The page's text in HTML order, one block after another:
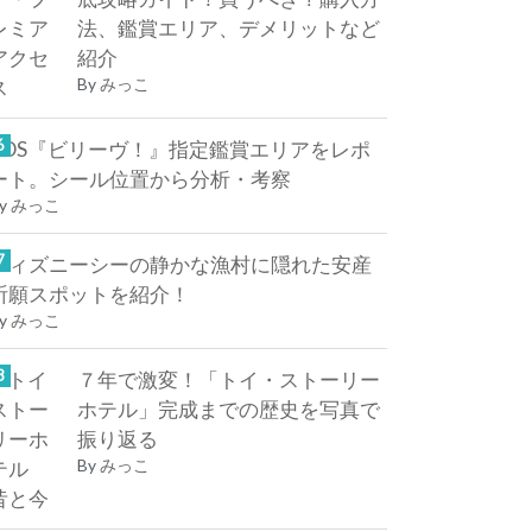
法、鑑賞エリア、デメリットなど
紹介
Byみっこ
『ビリーヴ！』指定鑑賞エリアをレポ
ト。シール位置から分析・考察
みっこ
ィズニーシーの静かな漁村に隠れた安産
願スポットを紹介！
みっこ
７年で激変！「トイ・ストーリー
ホテル」完成までの歴史を写真で
振り返る
Byみっこ